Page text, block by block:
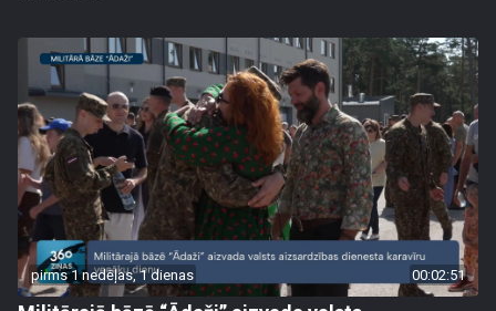
pirms 1 nedēļas, 1 dienas 00:02:51